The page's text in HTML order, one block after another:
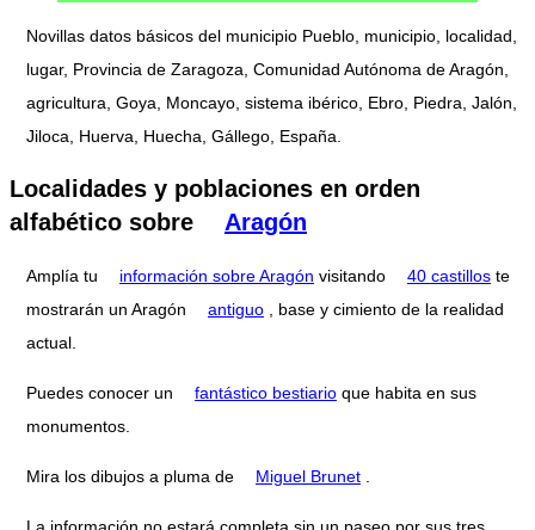
Novillas datos básicos del municipio Pueblo, municipio, localidad,
lugar, Provincia de Zaragoza, Comunidad Autónoma de Aragón,
agricultura, Goya, Moncayo, sistema ibérico, Ebro, Piedra, Jalón,
Jiloca, Huerva, Huecha, Gállego, España.
Localidades y poblaciones en orden
alfabético sobre
Aragón
Amplía tu información sobre Aragón visitando 40 castillos te
mostrarán un Aragón
antiguo , base y cimiento de la realidad
actual.
Puedes conocer un fantástico bestiario que habita en sus
monumentos.
Mira los dibujos a pluma de Miguel Brunet